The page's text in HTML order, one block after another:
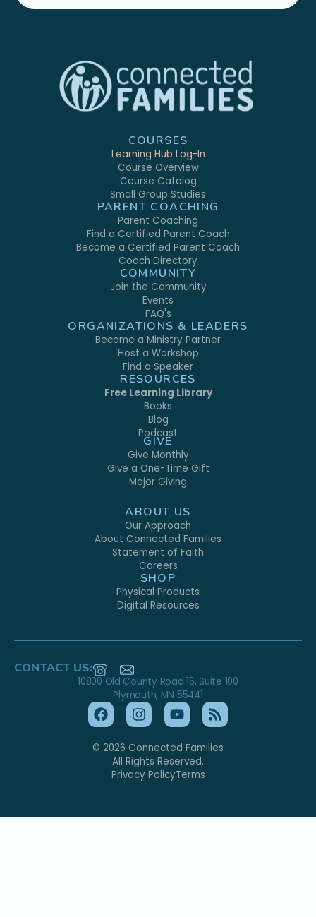
COURSES
Learning Hub Log-In
Course Overview
Course Catalog
Small Group Studies
PARENT COACHING
Parent Coaching
Find a Certified Parent Coach
Become a Certified Parent Coach
Coach Directory
COMMUNITY
Join the Community
Events
FAQ's
ORGANIZATIONS & LEADERS
Become a Ministry Partner
Host a Workshop
Find a Speaker
RESOURCES
Free Learning Library
Books
Blog
Podcast
GIVE
Give Monthly
Give a One-Time Gift
Major Giving
ABOUT US
Our Approach
About Connected Families
Statement of Faith
Careers
SHOP
Physical Products
Digital Resources
CONTACT US:
10800 Old County Road 15, Suite 100
Plymouth, MN 55441
© 2026 Connected Families
All Rights Reserved.
Privacy PolicyTerms